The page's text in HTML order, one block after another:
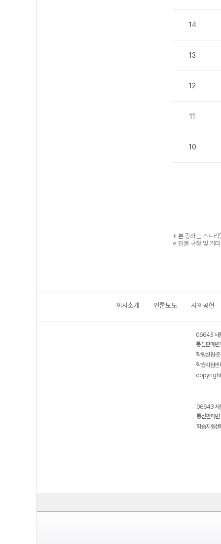
14
13
12
11
10
※ 본 강좌는 스트리
※ 환불 규정 및 기
회사소개 언론보도 사회공헌
06643 서
통신판매
학원설립·
학습지원
06643 서
통신판매
학습지원